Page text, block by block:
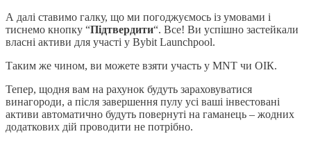
А далі ставимо галку, що ми погоджуємось із умовами і
тиснемо кнопку “Підтвердити“. Все! Ви успішно застейкали
власні активи для участі у Bybit Launchpool.
Таким же чином, ви можете взяти участь у MNT чи ОІК.
Тепер, щодня вам на рахунок будуть зараховуватися
винагороди, а після завершення пулу усі ваші інвестовані
активи автоматично будуть повернуті на гаманець – жодних
додаткових дій проводити не потрібно.